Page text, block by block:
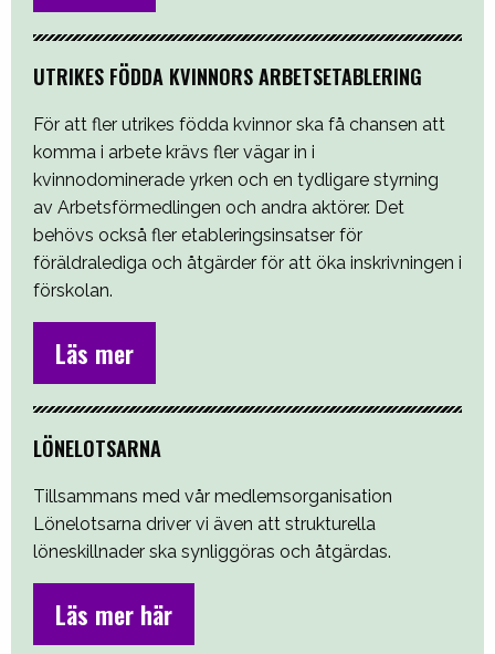
UTRIKES FÖDDA KVINNORS ARBETSETABLERING
För att fler utrikes födda kvinnor ska få chansen att
komma i arbete krävs fler vägar in i
kvinnodominerade yrken och en tydligare styrning
av Arbetsförmedlingen och andra aktörer. Det
behövs också fler etableringsinsatser för
föräldralediga och åtgärder för att öka inskrivningen i
förskolan.
Läs mer
LÖNELOTSARNA
Tillsammans med vår medlemsorganisation
Lönelotsarna driver vi även att strukturella
löneskillnader ska synliggöras och åtgärdas.
Läs mer här